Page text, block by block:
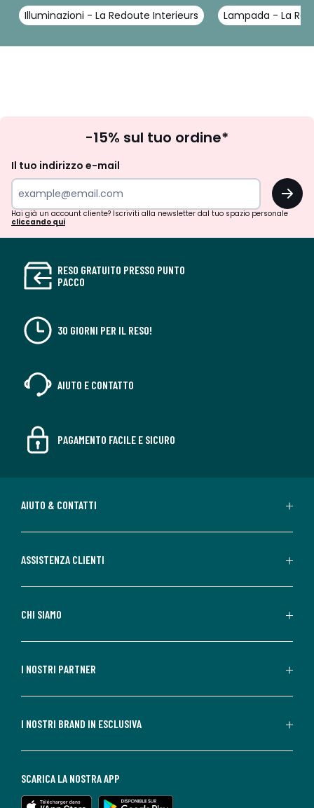
Illuminazioni - La Redoute Interieurs Lampada - La
newsletter
-15% sul tuo ordine*
Il tuo indirizzo e-mail
OK
Hai già un account cliente? Iscriviti alla newsletter dal tuo spazio personale
cliccando qui
RESO GRATUITO PRESSO PUNTO
PACCO
30 GIORNI PER IL RESO!
AIUTO E CONTATTO
PAGAMENTO FACILE E SICURO
AIUTO & CONTATTI
ASSISTENZA CLIENTI
CHI SIAMO
I NOSTRI PARTNER
I NOSTRI BRAND IN ESCLUSIVA
SCARICA LA NOSTRA APP